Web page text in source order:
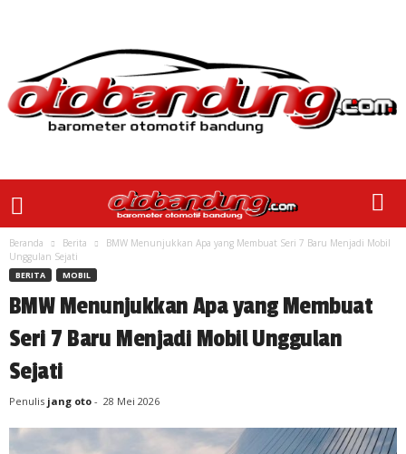
Beranda Berita
BMW Menunjukkan Apa yang Membuat Seri 7 Baru Menjadi Mobil
Unggulan Sejati
BERITA MOBIL
BMW Menunjukkan Apa yang Membuat
Seri 7 Baru Menjadi Mobil Unggulan
Sejati
Penulis jang oto - 28 Mei 2026